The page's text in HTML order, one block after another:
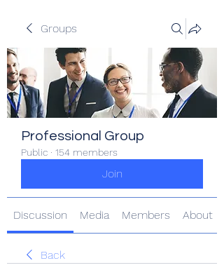
Groups
Professional Group
Public · 154 members
Join
Discussion Media Members About
Back